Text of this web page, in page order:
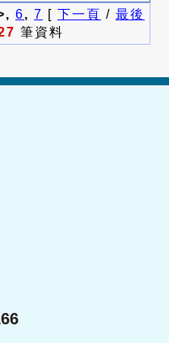
6, 7 [ 下一頁 / 最後
筆資料